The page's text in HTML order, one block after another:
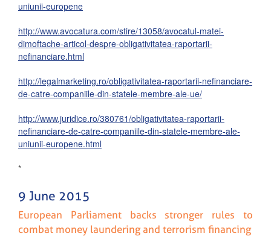
uniunii-europene
http://www.avocatura.com/stire/13058/avocatul-matei-
dimoftache-articol-despre-obligativitatea-raportarii-
nefinanciare.html
http://legalmarketing.ro/obligativitatea-raportarii-nefinanciare-
de-catre-companiile-din-statele-membre-ale-ue/
http://www.juridice.ro/380761/obligativitatea-raportarii-
nefinanciare-de-catre-companiile-din-statele-membre-ale-
uniunii-europene.html
*
9 June 2015
European Parliament backs stronger rules to
combat money laundering and terrorism financing